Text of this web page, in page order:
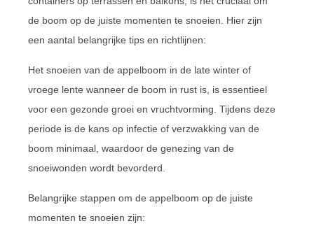
de boom op de juiste momenten te snoeien. Hier zijn
een aantal belangrijke tips en richtlijnen:
Het snoeien van de appelboom in de late winter of
vroege lente wanneer de boom in rust is, is essentieel
voor een gezonde groei en vruchtvorming. Tijdens deze
periode is de kans op infectie of verzwakking van de
boom minimaal, waardoor de genezing van de
snoeiwonden wordt bevorderd.
Belangrijke stappen om de appelboom op de juiste
momenten te snoeien zijn: